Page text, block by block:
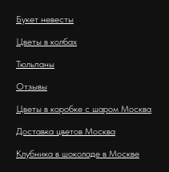
Букет невесты
Цветы в колбах
Тюльпаны
Отзывы
Цветы в коробке с шаром Москва
Доставка цветов Москва
Клубника в шоколаде в Москве